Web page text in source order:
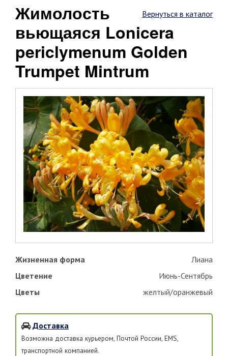
Вернуться в каталог
Жимолость
вьющаяся Lonicera
periclymenum Golden
Trumpet Mintrum
Жизненная форма
Лиана
Цветение
Июнь-Сентябрь
Цветы
желтый/оранжевый
Доставка
Возможна доставка курьером, Почтой России, EMS,
транспортной компанией.